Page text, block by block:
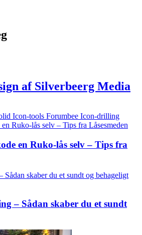
af Silverbeerg Media
Icon-tools Forumbee Icon-drilling
en Ruko-lås selv – Tips fra
– Sådan skaber du et sundt